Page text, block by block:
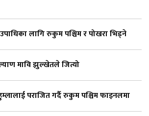
लागि रुकुम पश्चिम र पोखरा भिड्ने
मावि झुल्खेतले जित्यो
पराजित गर्दै रुकुम पश्चिम फाइनलमा